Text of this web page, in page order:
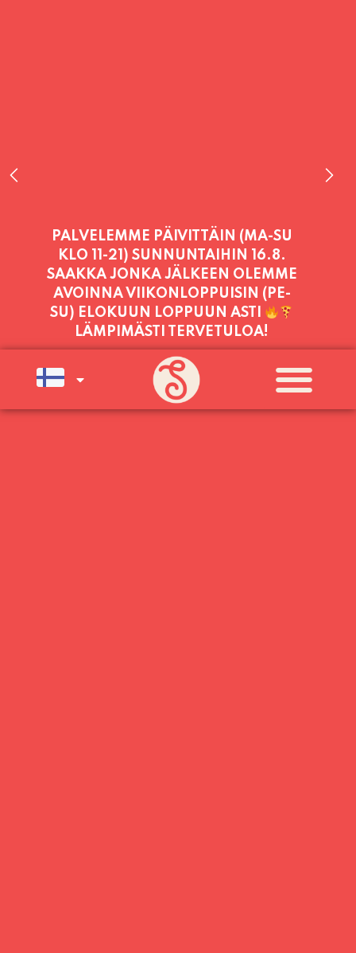
PALVELEMME TÄNÄÄN:
MAANANTAI 11:00 - 21:00
PALVELEMME PÄIVITTÄIN (MA-SU
KLO 11-21) SUNNUNTAIHIN 16.8.
SAAKKA JONKA JÄLKEEN OLEMME
AVOINNA VIIKONLOPPUISIN (PE-
SU) ELOKUUN LOPPUUN ASTI
LÄMPIMÄSTI TERVETULOA!